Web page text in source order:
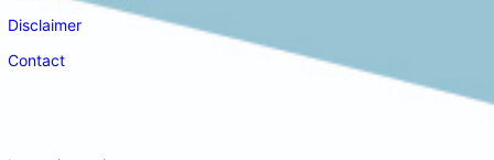
Disclaimer
Contact